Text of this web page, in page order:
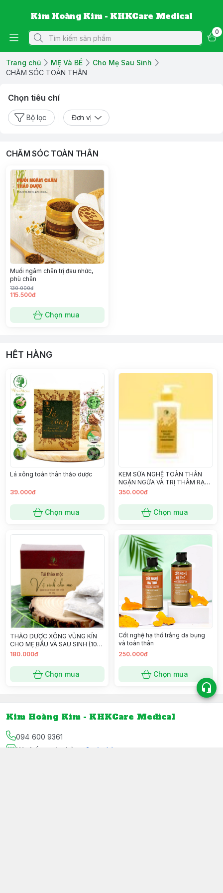
Kim Hoàng Kim - KHKCare Medical
0
Trang chủ MẸ Và BÉ
Cho Mẹ Sau Sinh
CHĂM SÓC TOÀN THÂN
Chọn tiêu chí
Bộ lọc Đơn vị
CHĂM SÓC TOÀN THÂN
Muối ngâm chân trị đau nhức,
phù chân
130.000đ
115.500đ
Chọn mua
HẾT HÀNG
Lá xông toàn thân thảo dược
39.000đ
Chọn mua
KEM SỮA NGHỆ TOÀN THÂN
NGĂN NGỪA VÀ TRỊ THÂM RẠN,
TRẮNG DA Thương hiệu:
350.000đ
Chọn mua
THẢO DƯỢC XÔNG VÙNG KÍN
CHO MẸ BẦU VÀ SAU SINH (10
TÚI 10 LẦN XÔNG)
180.000đ
Chọn mua
Cốt nghệ hạ thổ trắng da bụng
và toàn thân
250.000đ
Chọn mua
Kim Hoàng Kim - KHKCare Medical
094 600 9361
Hệ thống cửa hàng
3
cửa hàng